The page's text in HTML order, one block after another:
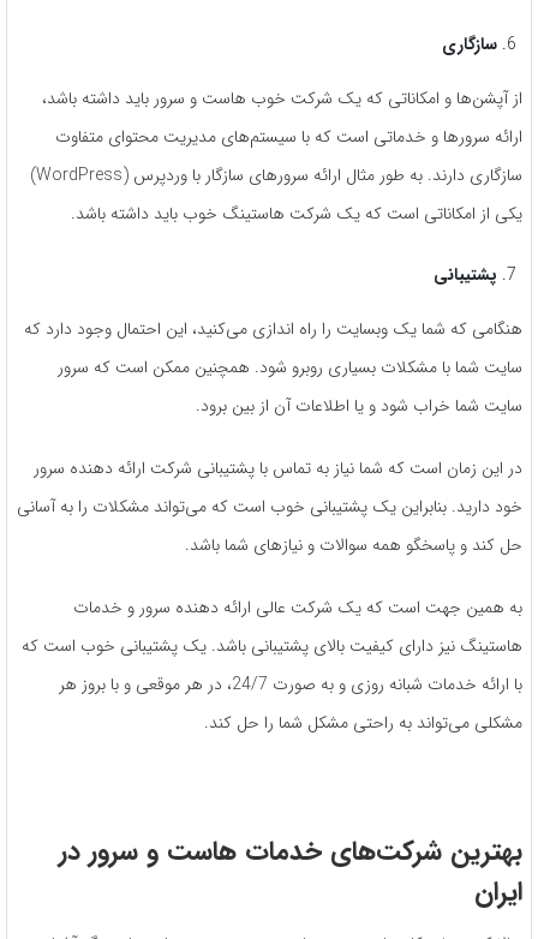
سازگاری
از آپشن‌ها و امکاناتی که یک شرکت خوب هاست و سرور باید داشته باشد،
ارائه سرورها و خدماتی است که با سیستم‌های مدیریت محتوای متفاوت
سازگاری دارند. به طور مثال ارائه سرورهای سازگار با وردپرس (WordPress)
یکی از امکاناتی است که یک شرکت هاستینگ خوب باید داشته باشد.
پشتیبانی
هنگامی که شما یک وبسایت را راه اندازی می‌کنید، این احتمال وجود دارد که
سایت شما با مشکلات بسیاری روبرو شود. همچنین ممکن است که سرور
سایت شما خراب شود و یا اطلاعات آن از بین برود.
در این زمان است که شما نیاز به تماس با پشتیبانی شرکت ارائه دهنده سرور
خود دارید. بنابراین یک پشتیبانی خوب است که می‌تواند مشکلات را به آسانی
حل کند و پاسخگو همه سوالات و نیازهای شما باشد.
به همین جهت است که یک شرکت عالی ارائه دهنده سرور و خدمات
هاستینگ نیز دارای کیفیت بالای پشتیبانی باشد. یک پشتیبانی خوب است که
با ارائه خدمات شبانه روزی و به صورت 24/7، در هر موقعی و با بروز هر
مشکلی می‌تواند به راحتی مشکل شما را حل کند.
بهترین شرکت‌های خدمات هاست و سرور در
ایران